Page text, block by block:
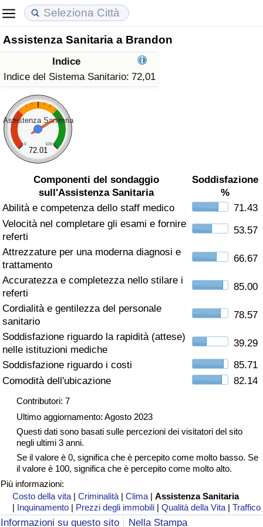
Assistenza Sanitaria a Brandon
Indice
Indice del Sistema Sanitario: 72,01
Assistenza Sanitaria
0 100
72.01
Componenti del sondaggio
sull'Assistenza Sanitaria
Soddisfazione
%
Abilità e competenza dello staff medico
71.43
Velocità nel completare gli esami e fornire
referti
53.57
Attrezzature per una moderna diagnosi e
trattamento
66.67
Accuratezza e completezza nello stilare i
referti
85.00
Cordialità e gentilezza del personale
sanitario
78.57
Soddisfazione riguardo la rapidità (attese)
nelle istituzioni mediche
39.29
Soddisfazione riguardo i costi
85.71
Comodità dell'ubicazione
82.14
Contributori: 7
Ultimo aggiornamento: Agosto 2023
Questi dati sono basati sulle percezioni dei visitatori del sito
negli ultimi 3 anni.
Se il valore è 0, significa che è percepito come molto basso. Se
il valore è 100, significa che è percepito come molto alto.
Più informazioni:
Costo della vita |Criminalità |Clima |Assistenza Sanitaria
| Inquinamento | Prezzi degli immobili |Qualità della Vita |Traffico
Informazioni su questo sito Nella Stampa
Costo della vita
Indice Del Costo Della Vita (corrente)
Indice Del Costo Della Vita
Indice del Costo della Vita per Nazione
ad Aqaba
Prezzi degli immobili
Indice del Prezzo delle Case (Corrente)
Indice del Prezzo delle Case
Indice del Prezzo delle Case per Nazione
Qualità della Vita
Indice della Qualità della Vita
Indice della Qualità della Vita (Corrente)
Indice della qualità della vita per Paese
Criminalità
Indice del Tasso di Criminalità (Corrente)
Indice della Criminalità
Indice di criminalità per paese
Assistenza Sanitaria
Indice dell’Assistenza Sanitaria (Corrente)
Indice dell’Assistenza Sanitaria
Indice dell’Assistenza Sanitaria per
Inquinamento
Indice dell’Inquinamento (Corrente)
Indice di inquinamento
Indice dell’Inquinamento per Nazione